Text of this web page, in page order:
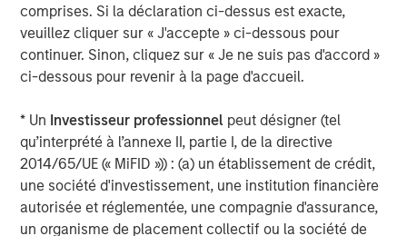
comprises. Si la déclaration ci-dessus est exacte,
veuillez cliquer sur « J'accepte » ci-dessous pour
continuer. Sinon, cliquez sur « Je ne suis pas d'accord »
ci-dessous pour revenir à la page d'accueil.
* Un Investisseur professionnel peut désigner (tel
qu’interprété à l’annexe II, partie I, de la directive
2014/65/UE (« MiFID »)) : (a) un établissement de crédit,
une société d'investissement, une institution financière
autorisée et réglementée, une compagnie d'assurance,
un organisme de placement collectif ou la société de
About Morgan Stanley Energy Partners
Morgan Stanley Energy Partners, the energy-focused
Management, is a leading energy private equity platform
that makes privately negotiated equity and equity-related
investments in energy companies located primarily in
North America. Morgan Stanley Energy Partners pursues
a differentiated investment strategy, focused on the
buyout and build-up of strategically attractive,